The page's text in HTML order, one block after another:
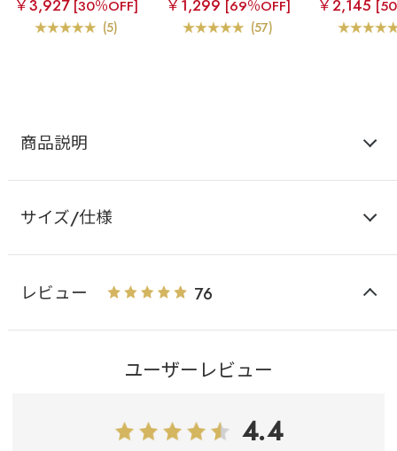
ホック ブラトップ ノン
ワイヤー 超盛ブラ(R) ブ
ラジャー&ハーフバック
￥3,927 [30％OFF]
(5)
ック ブラトップ ノンワ
イヤー 超盛ブラ(R) 単品
ブラジャー
￥1,299 [69％OFF]
(57)
ック ブラト
イヤー 超盛ブ
ブラジ
￥2,145
商品説明
サイズ/仕様
レビュー 76
ユーザーレビュー
4.4